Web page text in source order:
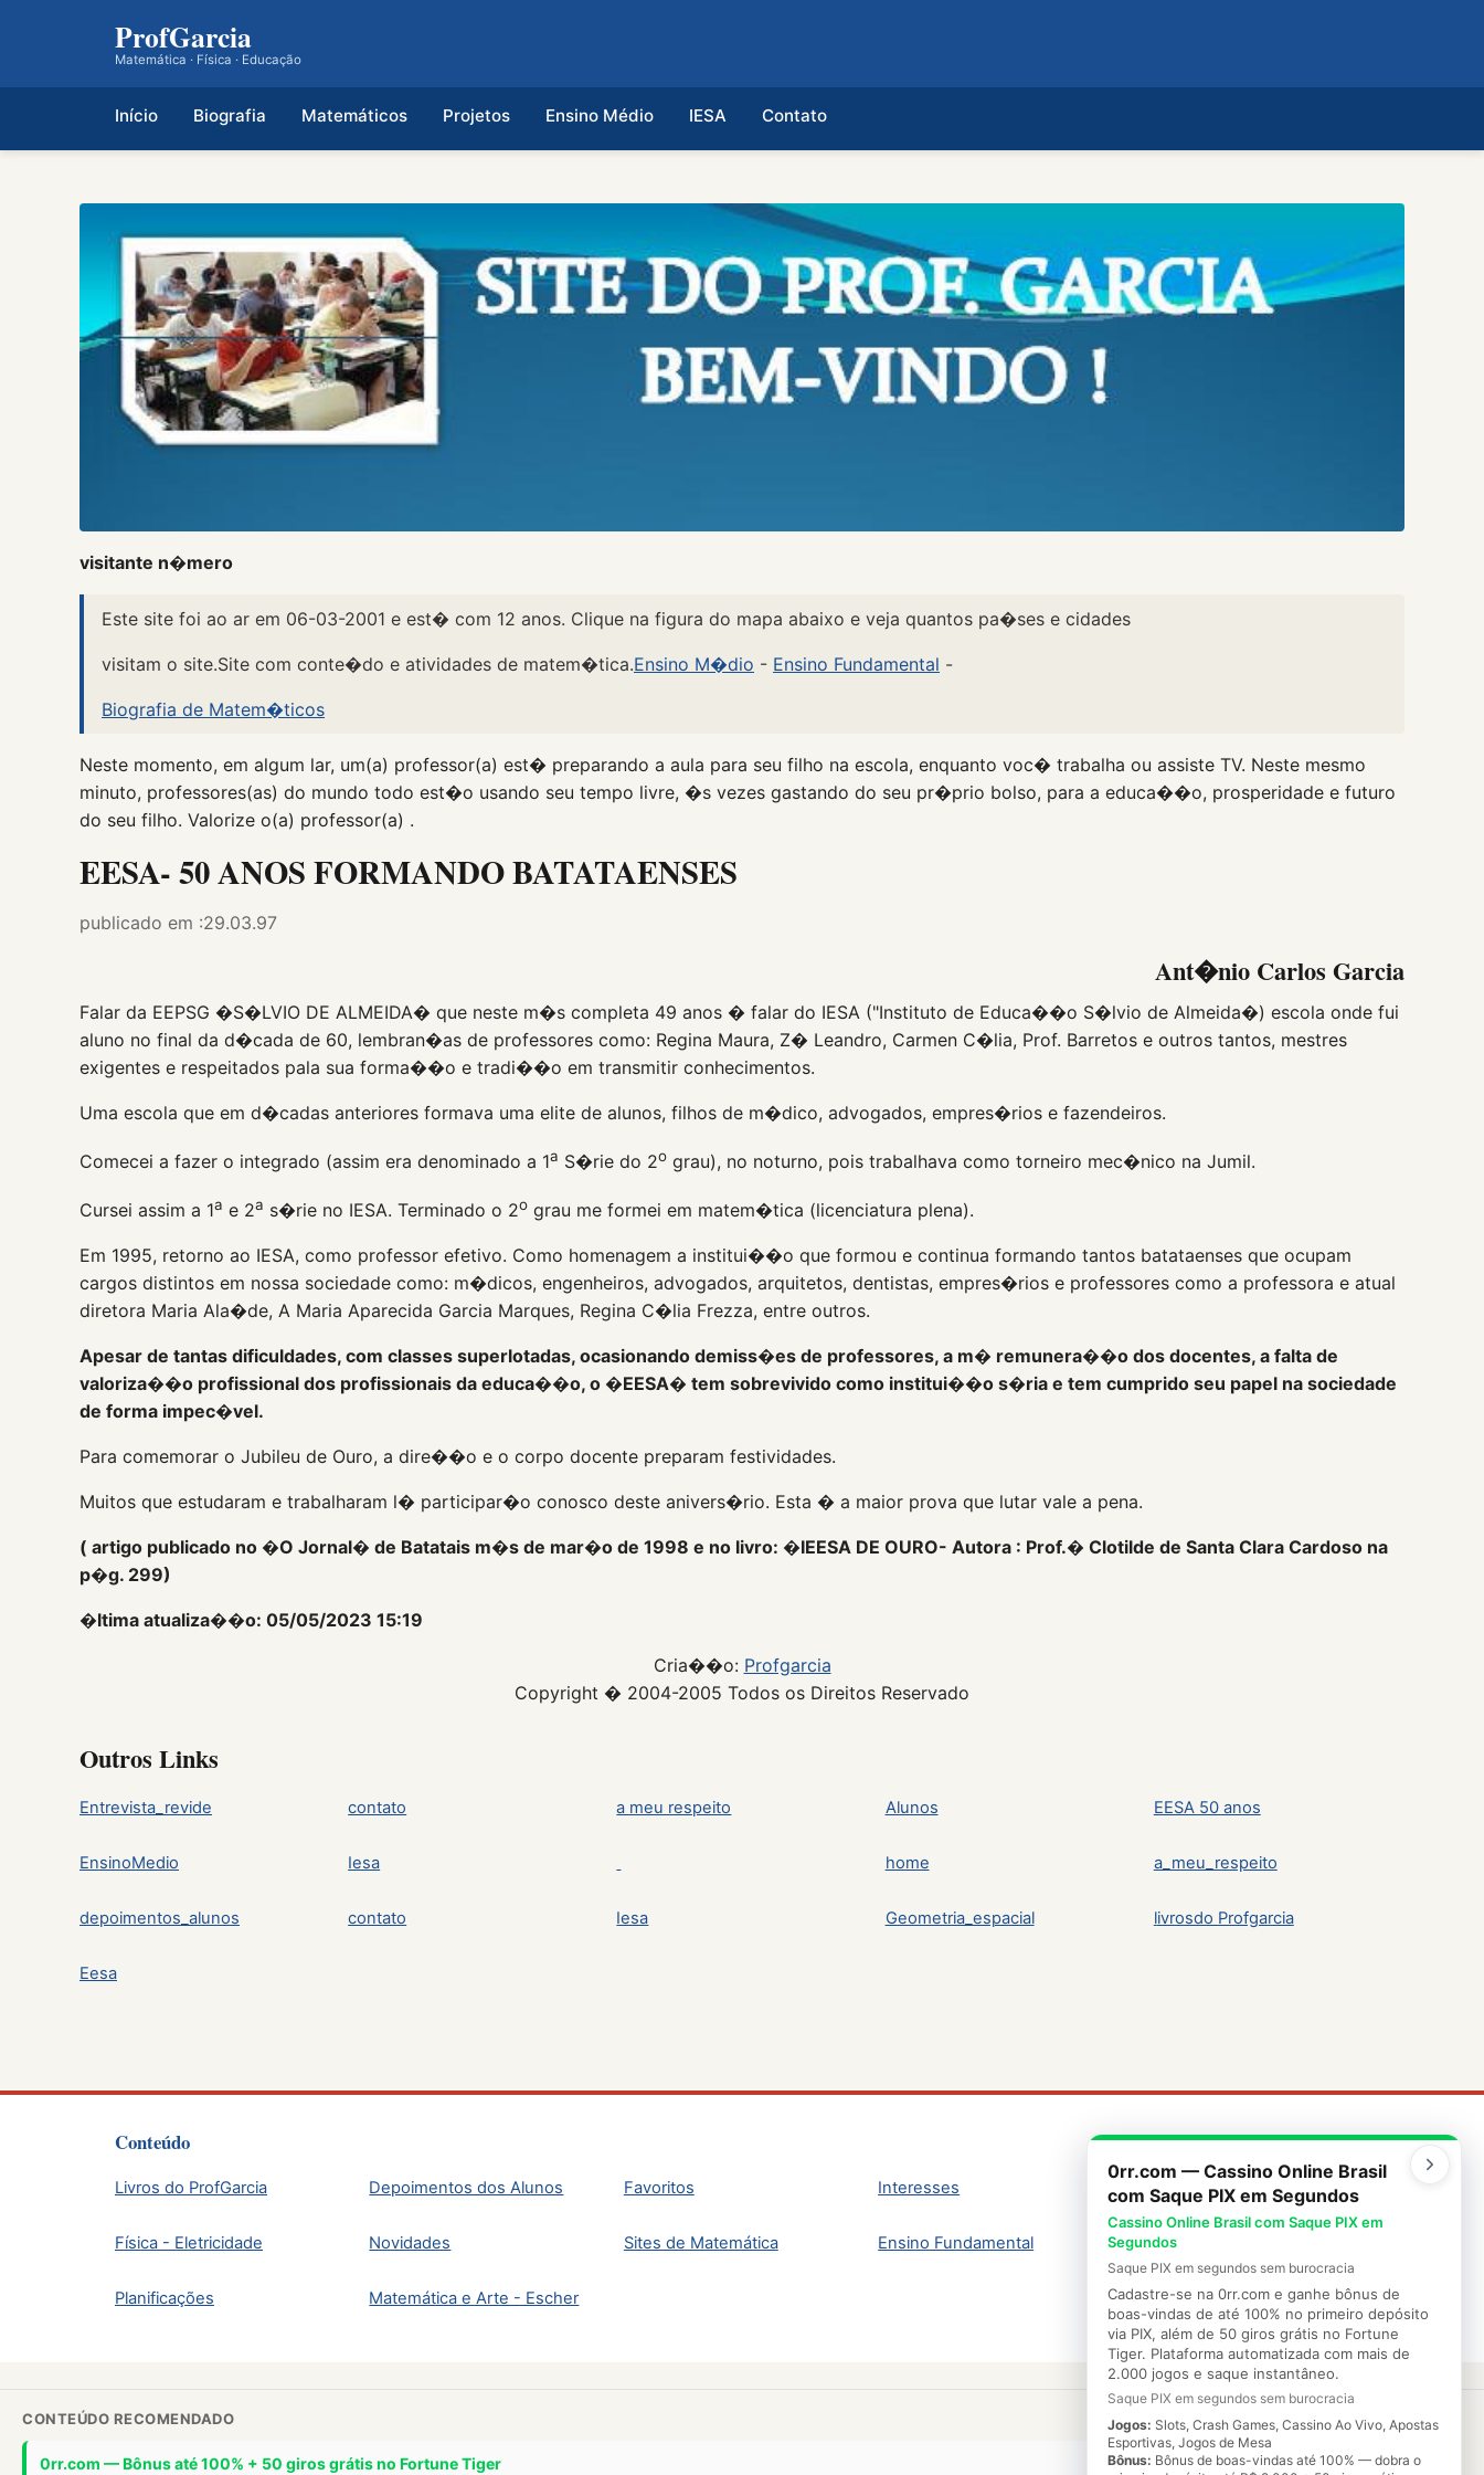
ProfGarcia
Matemática · Física · Educação
Início Biografia Matemáticos Projetos Ensino Médio IESA Contato
visitante n�mero
Este site foi ao ar em 06-03-2001 e est� com 12 anos. Clique na figura do mapa abaixo e veja quantos pa�ses e cidades
visitam o site.Site com conte�do e atividades de matem�tica.Ensino M�dio - Ensino Fundamental -
Biografia de Matem�ticos
Neste momento, em algum lar, um(a) professor(a) est� preparando a aula para seu filho na escola, enquanto voc� trabalha ou assiste TV. Neste mesmo
minuto, professores(as) do mundo todo est�o usando seu tempo livre, �s vezes gastando do seu pr�prio bolso, para a educa��o, prosperidade e futuro
do seu filho. Valorize o(a) professor(a) .
EESA- 50 ANOS FORMANDO BATATAENSES
publicado em :29.03.97
Ant�nio Carlos Garcia
Falar da EEPSG �S�LVIO DE ALMEIDA� que neste m�s completa 49 anos � falar do IESA ("Instituto de Educa��o S�lvio de Almeida�) escola onde fui
aluno no final da d�cada de 60, lembran�as de professores como: Regina Maura, Z� Leandro, Carmen C�lia, Prof. Barretos e outros tantos, mestres
exigentes e respeitados pala sua forma��o e tradi��o em transmitir conhecimentos.
Uma escola que em d�cadas anteriores formava uma elite de alunos, filhos de m�dico, advogados, empres�rios e fazendeiros.
Comecei a fazer o integrado (assim era denominado a 1a S�rie do 2o grau), no noturno, pois trabalhava como torneiro mec�nico na Jumil.
Cursei assim a 1a e 2a s�rie no IESA. Terminado o 2o grau me formei em matem�tica (licenciatura plena).
Em 1995, retorno ao IESA, como professor efetivo. Como homenagem a institui��o que formou e continua formando tantos batataenses que ocupam
cargos distintos em nossa sociedade como: m�dicos, engenheiros, advogados, arquitetos, dentistas, empres�rios e professores como a professora e atual
diretora Maria Ala�de, A Maria Aparecida Garcia Marques, Regina C�lia Frezza, entre outros.
Apesar de tantas dificuldades, com classes superlotadas, ocasionando demiss�es de professores, a m� remunera��o dos docentes, a falta de
valoriza��o profissional dos profissionais da educa��o, o �EESA� tem sobrevivido como institui��o s�ria e tem cumprido seu papel na sociedade
de forma impec�vel.
Para comemorar o Jubileu de Ouro, a dire��o e o corpo docente preparam festividades.
Muitos que estudaram e trabalharam l� participar�o conosco deste anivers�rio. Esta � a maior prova que lutar vale a pena.
( artigo publicado no �O Jornal� de Batatais m�s de mar�o de 1998 e no livro: �IEESA DE OURO- Autora : Prof.� Clotilde de Santa Clara Cardoso na
p�g. 299)
�ltima atualiza��o: 05/05/2023 15:19
Cria��o: Profgarcia
Copyright � 2004-2005 Todos os Direitos Reservado
Outros Links
Entrevista_revide contato a meu respeito Alunos EESA 50 anos
EnsinoMedio Iesa home a_meu_respeito
depoimentos_alunos contato Iesa Geometria_espacial livrosdo Profgarcia
Eesa
Conteúdo
Livros do ProfGarcia Depoimentos dos Alunos Favoritos Interesses Física - Energia
Física - Eletricidade Novidades Sites de Matemática Ensino Fundamental PCN mais
Planificações Matemática e Arte - Escher
CONTEÚDO RECOMENDADO
0rr.com — Bônus até 100% + 50 giros grátis no Fortune Tiger
0rr.com — Cassino Online Brasil
com Saque PIX em Segundos
Cassino Online Brasil com Saque PIX em
Segundos
Saque PIX em segundos sem burocracia
Cadastre-se na 0rr.com e ganhe bônus de
boas-vindas de até 100% no primeiro depósito
via PIX, além de 50 giros grátis no Fortune
Tiger. Plataforma automatizada com mais de
2.000 jogos e saque instantâneo.
Saque PIX em segundos sem burocracia
Jogos: Slots, Crash Games, Cassino Ao Vivo, Apostas
Esportivas, Jogos de Mesa
Bônus: Bônus de boas-vindas até 100% — dobra o